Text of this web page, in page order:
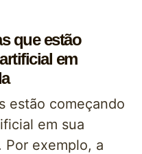
que estão
em
estão começando
em sua
Por exemplo, a